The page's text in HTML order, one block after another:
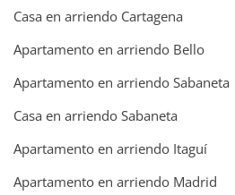
Casa en arriendo Cartagena
Apartamento en arriendo Bello
Apartamento en arriendo Sabaneta
Casa en arriendo Sabaneta
Apartamento en arriendo Itaguí
Apartamento en arriendo Madrid